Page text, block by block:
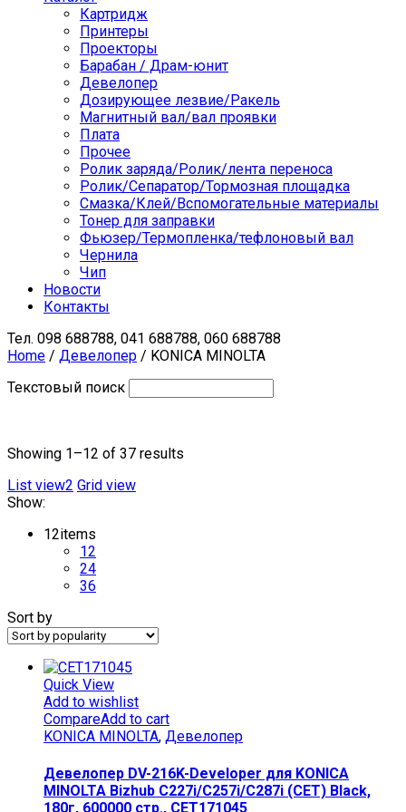
Картридж
Принтеры
Проекторы
Барабан / Драм-юнит
Девелопер
Дозирующее лезвие/Ракель
Магнитный вал/вал проявки
Плата
Прочее
Ролик заряда/Ролик/лента переноса
Ролик/Сепаратор/Тормозная площадка
Смазка/Клей/Вспомогательные материалы
Тонер для заправки
Фьюзер/Термопленка/тефлоновый вал
Чернила
Чип
Новости
Контакты
Тел. 098 688788, 041 688788, 060 688788
Home / Девелопер / KONICA MINOLTA
Текстовый поиск
Showing 1–12 of 37 results
List view2 Grid view
Show:
12items
12
24
36
Sort by
Quick View
Add to wishlist
CompareAdd to cart
KONICA MINOLTA, Девелопер
Девелопер DV-216K-Developer для KONICA
MINOLTA Bizhub C227i/C257i/C287i (CET) Black,
180г, 600000 стр., CET171045